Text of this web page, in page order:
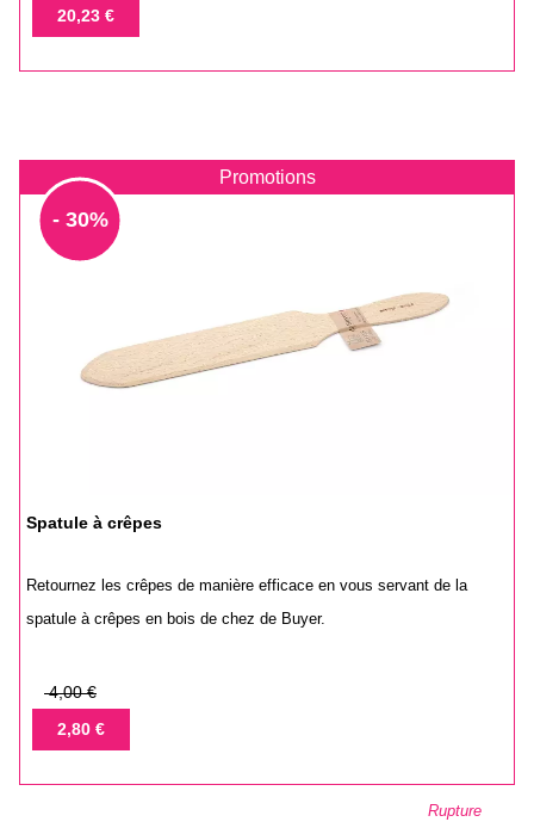
base
Prix20,23 €
Promotions
- 30%
Spatule à crêpes
Retournez les crêpes de manière efficace en vous servant de la
spatule à crêpes en bois de chez de Buyer.
Prix
base
4,00 €
Prix2,80 €
Rupture